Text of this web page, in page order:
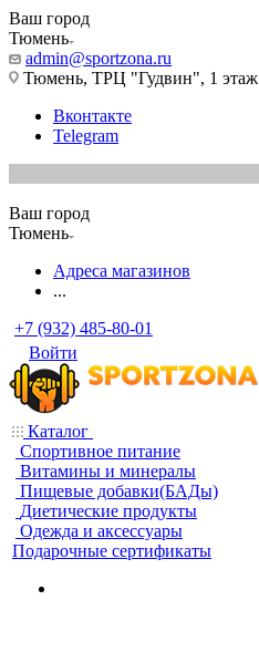
Ваш город
Тюмень
admin@sportzona.ru
Тюмень, ТРЦ "Гудвин", 1 этаж
Вконтакте
Telegram
Ваш город
Тюмень
Адреса магазинов
...
+7 (932) 485-80-01
Войти
Каталог
Спортивное питание
Витамины и минералы
Пищевые добавки(БАДы)
Диетические продукты
Одежда и аксессуары
Подарочные сертификаты